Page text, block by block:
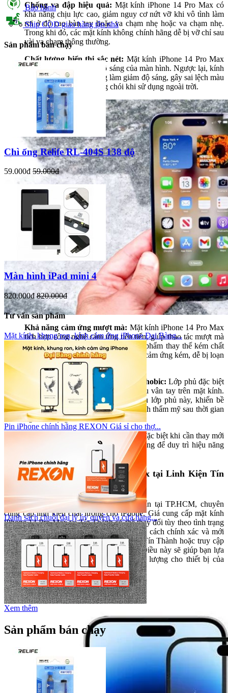
Chống va đập hiệu quả: Mặt kính iPhone 14 Pro Max có
khả năng chịu lực cao, giảm nguy cơ nứt vỡ khi vô tình làm
rơi ở độ cao bàn tay hoặc va chạm nhẹ hoặc va chạm nhẹ.
Trong khi đó, các mặt kính không chính hãng dễ bị vỡ chỉ sau
vài va chạm thông thường.
Chất lượng hiển thị sắc nét: Mặt kính iPhone 14 Pro Max
duy trì màu sắc gốc và độ sáng của màn hình. Ngược lại, kính
không chính hãng thường làm giảm độ sáng, gây sai lệch màu
hoặc xuất hiện hiện tượng chói khi sử dụng ngoài trời.
Khả năng cảm ứng mượt mà: Mặt kính iPhone 14 Pro Max
tích hợp công nghệ cảm ứng tiên tiến, giúp thao tác mượt mà
và chính xác. Trong khi đó, các sản phẩm thay thế kém chất
lượng thường gặp tình trạng độ nhạy cảm ứng kém, dễ bị loạn
Lớp phủ chống bám vân tay oleophobic:Lớp phủ đặc biệt
này giúp hạn chế bám mồ hôi và dấu vân tay trên mặt kính.
Kính không chính hãng thường thiếu lớp phủ này, khiến bề
mặt dễ bẩn, khó lau chùi và mất đi tính thẩm mỹ sau thời gian
ngắn sử dụng.
Do đó, việc lựa chọn mặt kính chất lượng, đặc biệt khi cần thay mới
cho iPhone 14 Pro Max, là yếu tố quan trọng để duy trì hiệu năng
và trải nghiệm cao cấp của sản phẩm.
2. Giá mặt kính iPhone 14 Pro Max tại Linh Kiện Tín
Thành
Linh Kiện Tín Thành là một địa chỉ uy tín tại TP.HCM, chuyên
cung cấp linh kiện chất lượng cho iPhone. Giá cung cấp mặt kính
iPhone 14 Pro Max tại Tín Thành có thể thay đổi tùy theo tình trạng
hàng hóa. Để nắm bắt thông tin giá cả một cách chính xác và mới
nhất, khách hàng nên liên hệ trực tiếp với Tín Thành hoặc truy cập
fanpage Facebook chính thức của đơn vị. Điều này sẽ giúp bạn lựa
chọn sản phẩm phù hợp và đảm bảo chất lượng cho thiết bị của
mình.
Bảo hành
Ship COD giao hàng tận nhà
Sản phẩm bán chạy
Chì ống Relife RL-404S 138 độ
59.000đ 59.000đ
Màn hình iPad mini 4
820.000đ820.000đ
Tư vấn sản phẩm
Mặt kính, khung ron, kính cảm ứng iPhone Đại Bàng...
Pin iPhone chính hãng REXON Giá sỉ cho thợ...
Danh sách chuỗi đại lý ủy quyền và cửa hàng...
Xem thêm
Sản phẩm bán chạy